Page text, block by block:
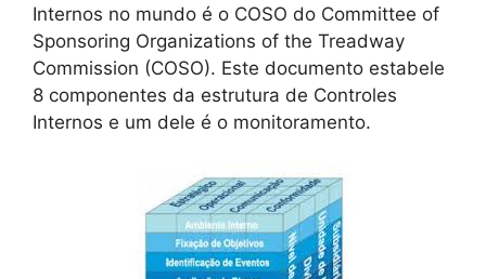
Internos no mundo é o COSO do Committee of
Sponsoring Organizations of the Treadway
Commission (COSO). Este documento estabele
8 componentes da estrutura de Controles
Internos e um dele é o monitoramento.